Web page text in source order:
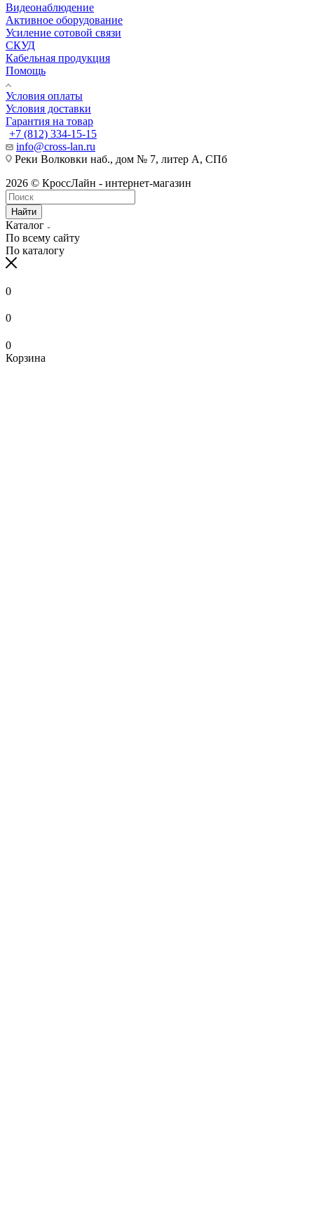
Видеонаблюдение
Активное оборудование
Усиление сотовой связи
СКУД
Кабельная продукция
Помощь
Условия оплаты
Условия доставки
Гарантия на товар
+7 (812) 334-15-15
info@cross-lan.ru
Реки Волковки наб., дом № 7, литер А, СПб
2026 © КроссЛайн - интернет-магазин
Найти
Каталог
По всему сайту
По каталогу
0
0
0
Корзина